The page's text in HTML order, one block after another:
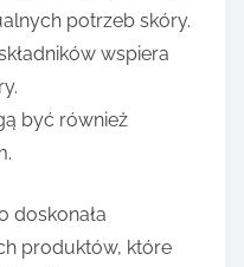
potrzeb skóry.
wspiera
być również
doskonała
produktów, które